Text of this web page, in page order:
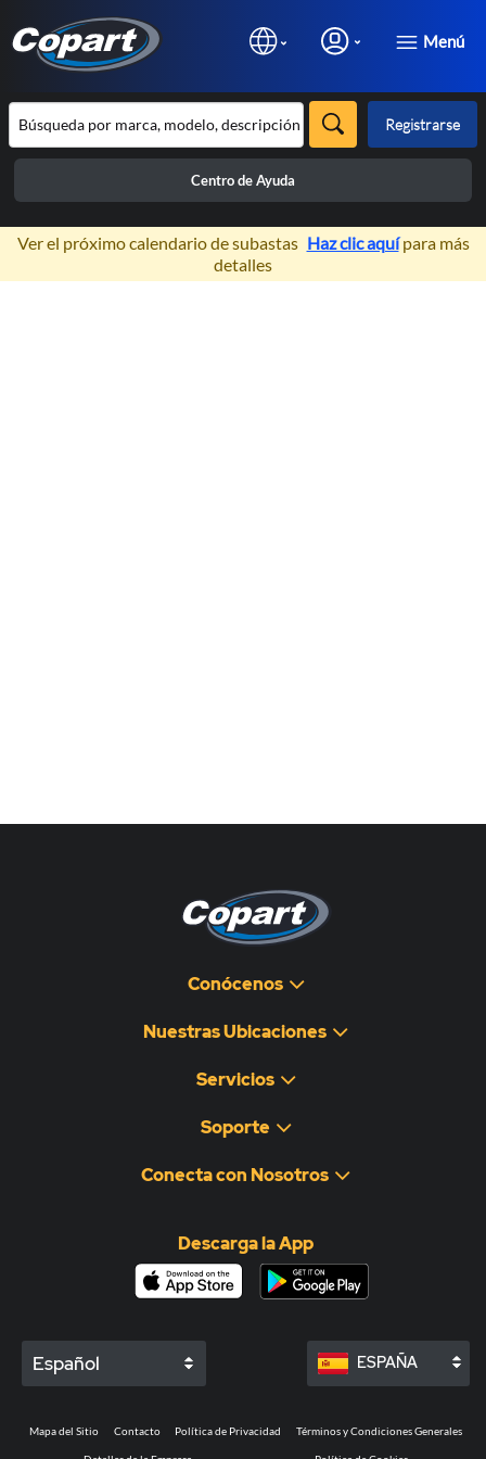
Menú
Registrarse
Centro de Ayuda
×
Ver el próximo calendario de subastas Haz clic aquípara más
detalles
Conócenos
Nuestras Ubicaciones
Servicios
Soporte
Conecta con Nosotros
Descarga la App
Español ESPAÑA
Mapa del Sitio Contacto Política de Privacidad Términos y Condiciones Generales